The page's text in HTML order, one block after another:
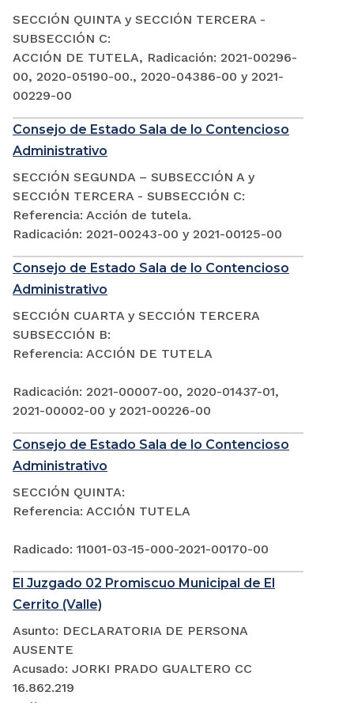
SECCIÓN QUINTA y SECCIÓN TERCERA -
SUBSECCIÓN C:
ACCIÓN DE TUTELA, Radicación: 2021-00296-
00, 2020-05190-00., 2020-04386-00 y 2021-
00229-00
Consejo de Estado Sala de lo Contencioso
Administrativo
SECCIÓN SEGUNDA – SUBSECCIÓN A y
SECCIÓN TERCERA - SUBSECCIÓN C:
Referencia: Acción de tutela.
Radicación: 2021-00243-00 y 2021-00125-00
Consejo de Estado Sala de lo Contencioso
Administrativo
SECCIÓN CUARTA y SECCIÓN TERCERA
SUBSECCIÓN B:
Referencia: ACCIÓN DE TUTELA
Radicación: 2021-00007-00, 2020-01437-01,
2021-00002-00 y 2021-00226-00
Consejo de Estado Sala de lo Contencioso
Administrativo
SECCIÓN QUINTA:
Referencia: ACCIÓN TUTELA
Radicado: 11001-03-15-000-2021-00170-00
El Juzgado 02 Promiscuo Municipal de El
Cerrito (Valle)
Asunto: DECLARATORIA DE PERSONA
AUSENTE
Acusado: JORKI PRADO GUALTERO CC
16.862.219